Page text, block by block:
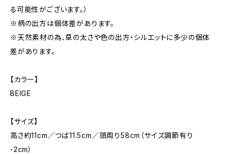
る可能性がございます。）
※柄の出方は個体差があります。
※天然素材の為、草の太さや色の出方・シルエットに多少の個体
差があります。
【カラー】
BEIGE
【サイズ】
高さ約11cm／つば11.5cm／頭周り58cm（サイズ調節有り
-2cm）